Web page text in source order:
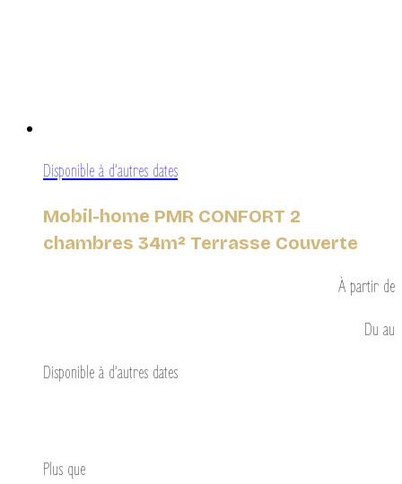
Disponible à d’autres dates
Mobil-home PMR CONFORT 2
chambres 34m² Terrasse Couverte
À partir de
Du au
Disponible à d’autres dates
Plus que